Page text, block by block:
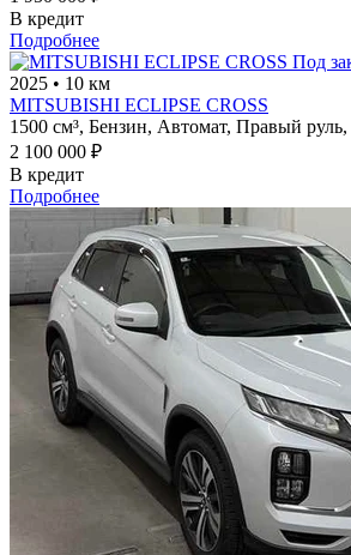
В кредит
Подробнее
Под
2025 • 10 км
MITSUBISHI ECLIPSE CROSS
1500 см³, Бензин, Автомат, Правый руль,
2 100 000 ₽
В кредит
Подробнее